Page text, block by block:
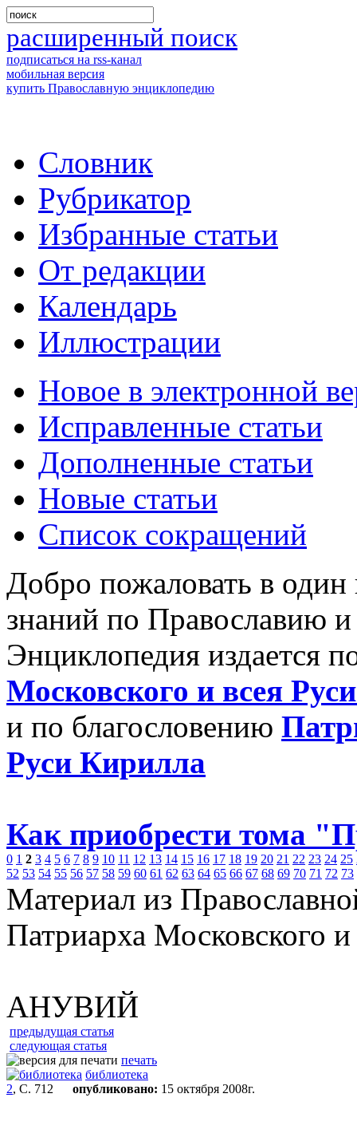
расширенный поиск
подписаться на rss-канал
мобильная версия
купить Православную энциклопедию
Словник
Рубрикатор
Избранные статьи
От редакции
Календарь
Иллюстрации
Новое в электронной
Исправленные статьи
Дополненные статьи
Новые статьи
Список сокращений
Добро пожаловать в
знаний по Православию
Энциклопедия издается
Московского и всея
и по благословению
Руси Кирилла
Как приобрести тома
0 1 2 3 4 5 6 7 8 9 10 11 12 13 14 15 16 17 18 19 20 21 22 23 24 25
52 53 54 55 56 57 58 59 60 61 62 63 64 65 66 67 68 69 70 71 72 73
Материал из
Патриарха Московского
АНУВИЙ
предыдущая статья
следующая статья
печать
библиотека
2, С. 712 опубликовано: 15 октября 2008г.